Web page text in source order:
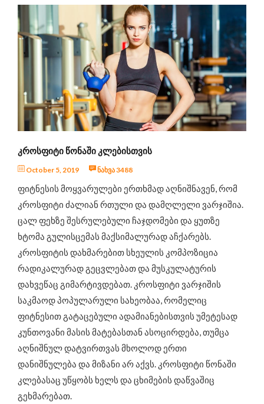
პირველი ნაბიჯები ფიტნესში
ქალბატონები (12+)
მამაკაცები
ამბები ფიტნეს სამყაროდან
მეცნიერული ექსპერიმენტები
ინტერვიუ
ცნობილი ადამიანები გვირჩევენ
ჯანსაღი კერძების რეცეპტები
ღონისძიებები და სიახლეები
საკვები დანამატები
ᲙᲠᲝᲡᲤᲘᲢᲘ ᲬᲝᲜᲐᲨᲘ ᲙᲚᲔᲑᲘᲡᲗᲕᲘᲡ
October 5, 2019 ნახვა 3488
ფიტნესის მოყვარულები ერთხმად აღნიშნავენ, რომ
კროსფიტი ძალიან რთული და დამღლელი ვარჯიშია.
ცალ ფეხზე შესრულებული ჩაჯდომები და ყუთზე
ხტომა გულისცემას მაქსიმალურად აჩქარებს.
კროსფიტის დახმარებით სხეულის კომპოზიცია
რადიკალურად გეცვლებათ და მუსკულატურის
დახვეწაც გიმარტივდებათ. კროსფიტი ვარჯიშის
საკმაოდ პოპულარული სახეობაა, რომელიც
ფიტნესით გატაცებული ადამიანებისთვის უმეტესად
კუნთოვანი მასის მატებასთან ასოცირდება, თუმცა
აღნიშნულ დატვირთვას მხოლოდ ერთი
დანიშნულება და მიზანი არ აქვს. კროსფიტი წონაში
კლებასაც უწყობს ხელს და ცხიმების დაწვაშიც
გეხმარებათ.